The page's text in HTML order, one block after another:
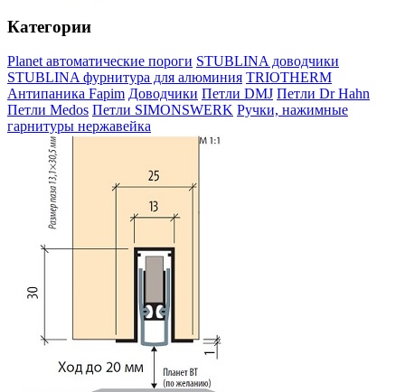
Категории
Planet автоматические пороги STUBLINA доводчики
STUBLINA фурнитура для алюминия TRIOTHERM
Антипаника Fapim Доводчики Петли DMJ Петли Dr Hahn
Петли Medos Петли SIMONSWERK Ручки, нажимные
гарнитуры нержавейка